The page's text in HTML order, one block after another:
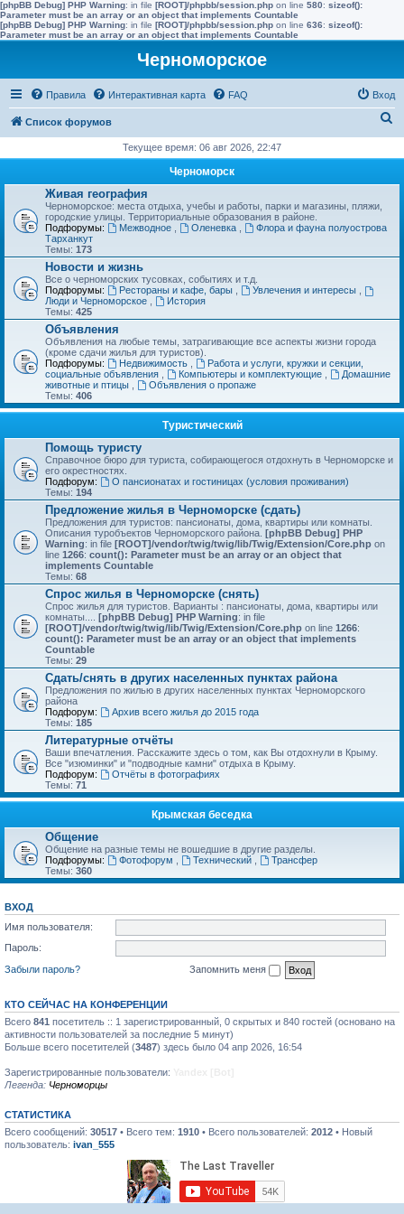
[phpBB Debug] PHP Warning: in file [ROOT]/phpbb/session.php on line 580: sizeof():
Parameter must be an array or an object that implements Countable
[phpBB Debug] PHP Warning: in file [ROOT]/phpbb/session.php on line 636: sizeof():
Parameter must be an array or an object that implements Countable
Черноморское
Правила Интерактивная карта FAQ Вход
Список форумов
с
Текущее время: 06 авг 2026, 22:47
Черноморск
Живая география
Черноморское: места отдыха, учебы и работы, парки и магазины, пляжи,
городские улицы. Территориальные образования в районе.
Подфорумы:
Межводное Оленевка
Флора и фауна полуострова
Тарханкут
Темы: 173
Новости и жизнь
Все о черноморских тусовках, событиях и т.д.
Подфорумы:
Рестораны и кафе, бары Увлечения и интересы
Люди и Черноморское
История
Темы: 425
Объявления
Объявления на любые темы, затрагивающие все аспекты жизни города
(кроме сдачи жилья для туристов).
Подфорумы:
Недвижимость
Работа и услуги, кружки и секции,
социальные объявления
Компьютеры и комплектующие
Домашние
животные и птицы
Объявления о пропаже
Темы: 406
Туристический
Помощь туристу
Справочное бюро для туриста, собирающегося отдохнуть в Черноморске и
его окрестностях.
Подфорум:
О пансионатах и гостиницах (условия проживания)
Темы: 194
Предложение жилья в Черноморске (сдать)
Предложения для туристов: пансионаты, дома, квартиры или комнаты.
Описания туробъектов Черноморского района. [phpBB Debug] PHP
Warning: in file [ROOT]/vendor/twig/twig/lib/Twig/Extension/Core.php on
line 1266: count(): Parameter must be an array or an object that
implements Countable
Темы: 68
Спрос жилья в Черноморске (снять)
Спрос жилья для туристов. Варианты : пансионаты, дома, квартиры или
комнаты.... [phpBB Debug] PHP Warning: in file
[ROOT]/vendor/twig/twig/lib/Twig/Extension/Core.php on line 1266:
count(): Parameter must be an array or an object that implements
Countable
Темы: 29
Сдать/снять в других населенных пунктах района
Предложения по жилью в других населенных пунктах Черноморского
района
Подфорум:
Архив всего жилья до 2015 года
Темы: 185
Литературные отчёты
Ваши впечатления. Расскажите здесь о том, как Вы отдохнули в Крыму.
Все "изюминки" и "подводные камни" отдыха в Крыму.
Подфорум:
Отчёты в фотографиях
Темы: 71
Крымская беседка
Общение
Общение на разные темы не вошедшие в другие разделы.
Подфорумы:
Фотофорум Технический
Трансфер
Темы: 360
ВХОД
Имя пользователя:
Пароль:
Забыли пароль?
Запомнить меня
КТО СЕЙЧАС НА КОНФЕРЕНЦИИ
Всего 841 посетитель :: 1 зарегистрированный, 0 скрытых и 840 гостей (основано на
активности пользователей за последние 5 минут)
Больше всего посетителей (3487) здесь было 04 апр 2026, 16:54
Зарегистрированные пользователи:
Легенда: Черноморцы
СТАТИСТИКА
Всего сообщений: 30517 • Всего тем: 1910 • Всего пользователей: 2012 • Новый
пользователь: ivan_555